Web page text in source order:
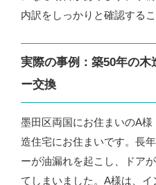
内訳をしっかりと確認するこ
実際の事例：築50年の
ー交換
墨田区両国にお住まいのA
造住宅にお住まいです。長
ーが油漏れを起こし、ドア
てしまいました。A様は、